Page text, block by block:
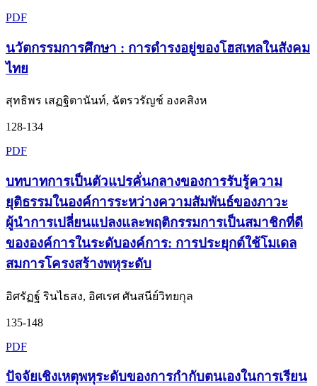
PDF
นวัตกรรมการศึกษา : การดำรงอยู่ของโฮสเทลในสังคม
ไทย
สุทธิพร เสฏฐิตานันท์, ฉัตรวรัญช์ องคสิงห
128-134
PDF
บทบาทการเป็นตัวแปรคั่นกลางของการรับรู้ความ
ยุติธรรมในองค์การระหว่างความสัมพันธ์ของภาวะ
ผู้นำการเปลี่ยนแปลงและพฤติกรรมการเป็นสมาชิกที่ดี
ขององค์การในระดับองค์การ: การประยุกต์ใช้โมเดล
สมการโครงสร้างพหุระดับ
อิศรัฏฐ์ รินไธสง, อิศเรศ ศันสนีย์วิทยกุล
135-148
PDF
ปัจจัยเชิงเหตุพหุระดับของการกำกับตนเองในการเรียน